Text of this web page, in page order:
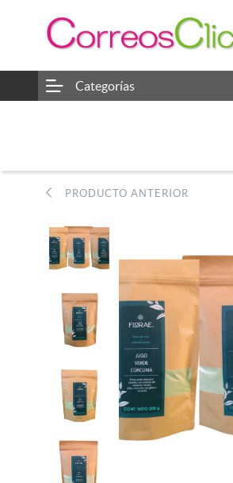
Categorías
PRODUCTO ANTERIOR